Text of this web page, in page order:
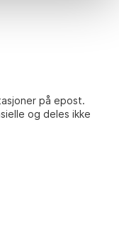
på epost.
og deles ikke